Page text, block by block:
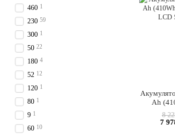
Ah
8
7
460 1
230 59
300 1
50 22
180 4
52 12
120 1
80 1
9 1
60 10